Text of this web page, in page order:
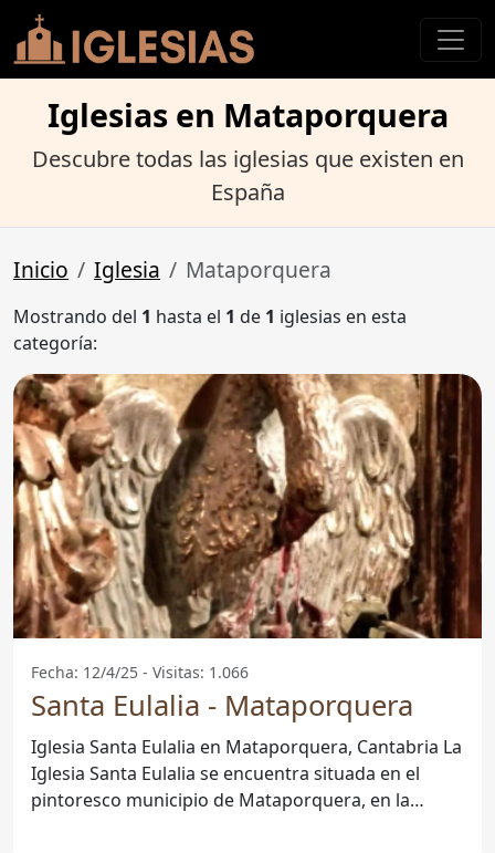
Iglesias en Mataporquera
Descubre todas las iglesias que existen en
España
Inicio Iglesia Mataporquera
Mostrando del 1 hasta el 1 de 1 iglesias en esta
categoría:
Fecha: 12/4/25 - Visitas: 1.066
Santa Eulalia - Mataporquera
Iglesia Santa Eulalia en Mataporquera, Cantabria La
Iglesia Santa Eulalia se encuentra situada en el
pintoresco municipio de Mataporquera, en la